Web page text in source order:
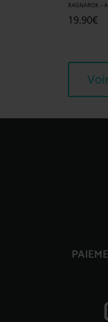
RAGNAROK –
19.90€